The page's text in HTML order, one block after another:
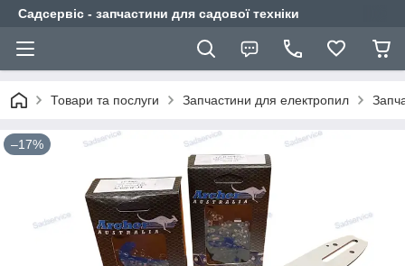
Садсервіс - запчастини для садової техніки
Товари та послуги Запчастини для електропил
–17%